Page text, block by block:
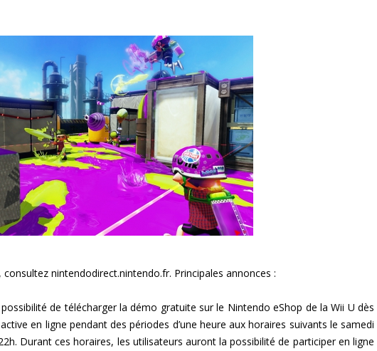
nintendodirect.nintendo.fr. Principales annonces :
de télécharger la démo gratuite sur le Nintendo eShop de la Wii U dès
en ligne pendant des périodes d’une heure aux horaires suivants le samedi
Durant ces horaires, les utilisateurs auront la possibilité de participer en ligne